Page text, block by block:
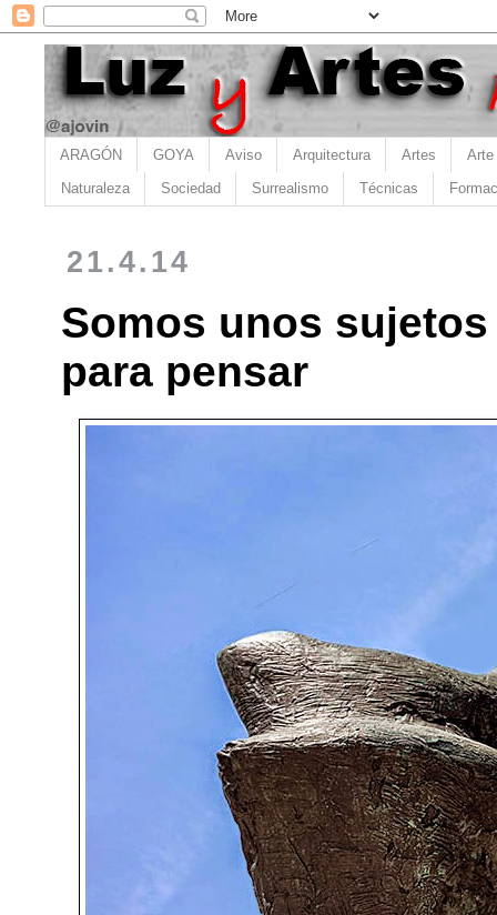
ARAGÓN GOYA Aviso Arquitectura Artes Arte
Naturaleza Sociedad Surrealismo Técnicas
21.4.14
Somos unos
para pensar